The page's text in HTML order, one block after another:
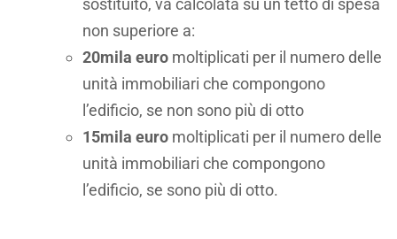
sostituito, va calcolata su un tetto di spesa
non superiore a:
20mila euro moltiplicati per il numero delle
unità immobiliari che compongono
l’edificio, se non sono più di otto
15mila euro moltiplicati per il numero delle
unità immobiliari che compongono
l’edificio, se sono più di otto.